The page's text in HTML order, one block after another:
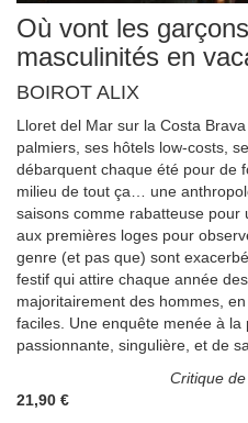
Où vont les
masculinités en
BOIROT ALIX
Lloret del Mar sur la Costa
palmiers, ses hôtels low-costs,
débarquent chaque été pour de
milieu de tout ça… une
saisons comme rabatteuse pour
aux premières loges pour
genre (et pas que) sont
festif qui attire chaque année
majoritairement des hommes,
faciles. Une enquête menée à la
passionnante, singulière, et de
Critique
21,90 €